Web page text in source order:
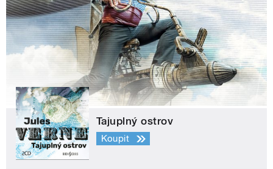
Tajuplný ostrov
Koupit